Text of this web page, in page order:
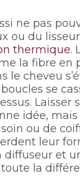
ne pas
ou du
thermique.
la fibre en
le cheveu
se
Laisser
idée, mais
ou de
leur
diffuseur et
la